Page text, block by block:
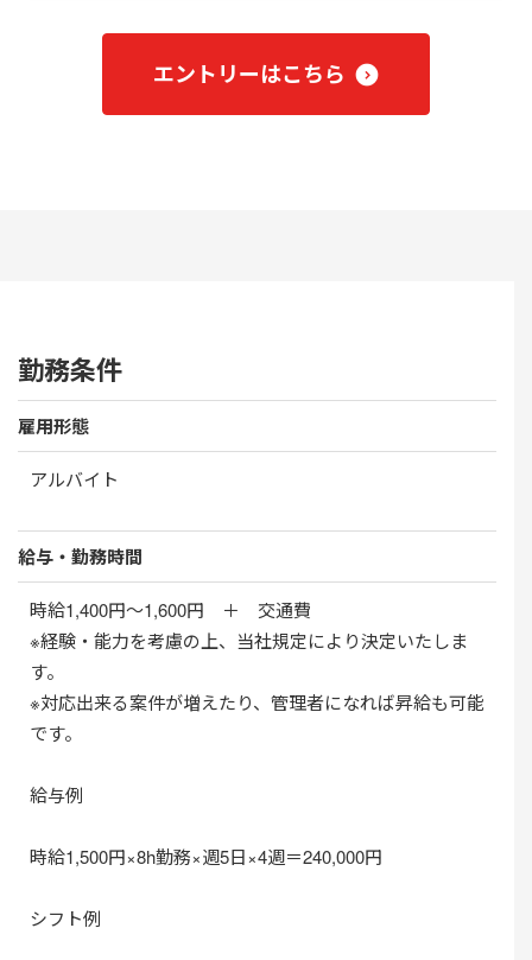
エントリーはこちら
勤務条件
雇用形態
アルバイト
給与・勤務時間
時給1,400円～1,600円 ＋ 交通費
※経験・能力を考慮の上、当社規定により決定いたしま
す。
※対応出来る案件が増えたり、管理者になれば昇給も可能
です。
給与例
時給1,500円×8h勤務×週5日×4週＝240,000円
シフト例